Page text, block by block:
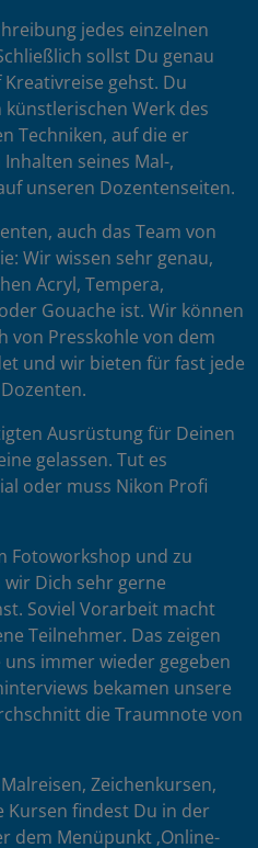
jedes einzelnen
sollst Du genau
gehst. Du
Werk des
Techniken, auf die er
seines Mal-,
unseren Dozentenseiten.
auch das Team von
Wir wissen sehr genau,
Acryl, Tempera,
Gouache ist. Wir können
von Presskohle von dem
und wir bieten für fast jede
Ausrüstung für Deinen
gelassen. Tut es
oder muss Nikon Profi
Fotoworkshop und zu
Dich sehr gerne
Soviel Vorarbeit macht
Teilnehmer. Das zeigen
immer wieder gegeben
bekamen unsere
die Traumnote von
Zeichenkursen,
Kursen findest Du in der
dem Menüpunkt ‚Online-